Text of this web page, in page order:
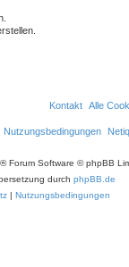
Alle
Kontakt
Nutzungsbedingungen
® Forum Software © phpBB
durch phpBB.de
| Nutzungsbedingungen